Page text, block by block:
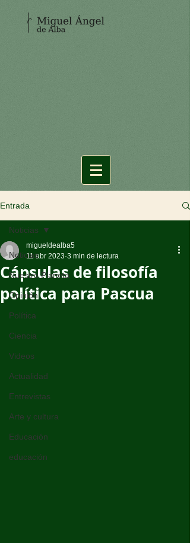
Entrada
Noticias
Nuestro Planeta
Opinión
Política
Ciencia
Videos
Actualidad
Entrevistas
Arte y cultura
Educación
educación
Noticias
Cápsulas de filosofía
política para Pascua
migueldealba5
11 abr 2023 3 min de lectura